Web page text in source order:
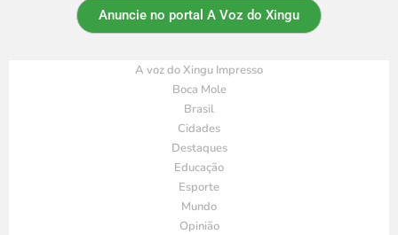
Anuncie no portal A Voz do Xingu
A voz do Xingu Impresso
Boca Mole
Brasil
Cidades
Destaques
Educação
Esporte
Mundo
Opinião